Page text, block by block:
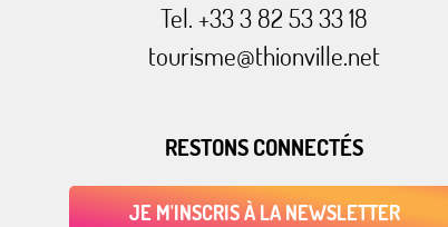
Tel. +33 3 82 53 33 18
tourisme@thionville.net
RESTONS CONNECTÉS
JE M'INSCRIS À LA NEWSLETTER